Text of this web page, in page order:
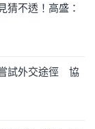
猜不透！高盛：
試外交途徑 協